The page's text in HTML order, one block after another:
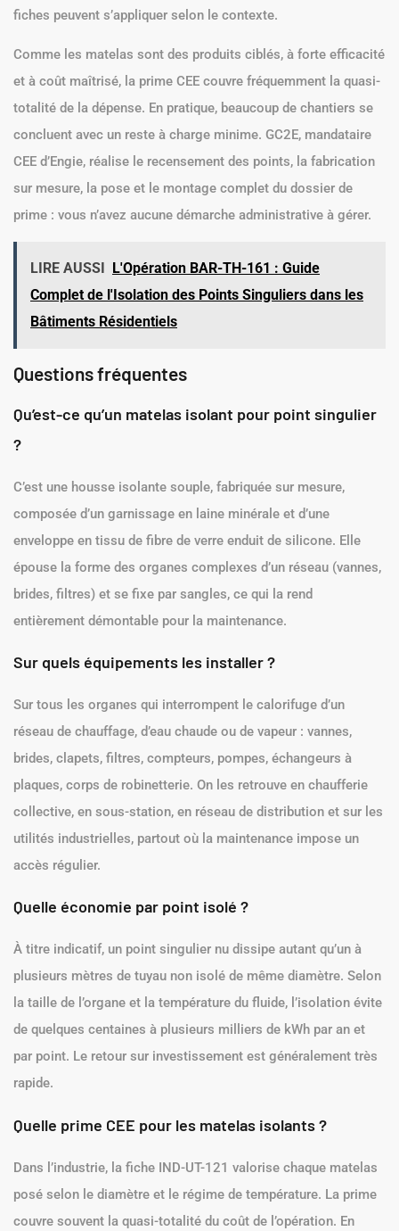
fiches peuvent s’appliquer selon le contexte.
Comme les matelas sont des produits ciblés, à forte efficacité
et à coût maîtrisé, la prime CEE couvre fréquemment la quasi-
totalité de la dépense. En pratique, beaucoup de chantiers se
concluent avec un reste à charge minime. GC2E, mandataire
CEE d’Engie, réalise le recensement des points, la fabrication
sur mesure, la pose et le montage complet du dossier de
prime : vous n’avez aucune démarche administrative à gérer.
LIRE AUSSI L'Opération BAR-TH-161 : Guide
Complet de l'Isolation des Points Singuliers dans les
Bâtiments Résidentiels
Questions fréquentes
Qu’est-ce qu’un matelas isolant pour point singulier
?
C’est une housse isolante souple, fabriquée sur mesure,
composée d’un garnissage en laine minérale et d’une
enveloppe en tissu de fibre de verre enduit de silicone. Elle
épouse la forme des organes complexes d’un réseau (vannes,
brides, filtres) et se fixe par sangles, ce qui la rend
entièrement démontable pour la maintenance.
Sur quels équipements les installer ?
Sur tous les organes qui interrompent le calorifuge d’un
réseau de chauffage, d’eau chaude ou de vapeur : vannes,
brides, clapets, filtres, compteurs, pompes, échangeurs à
plaques, corps de robinetterie. On les retrouve en chaufferie
collective, en sous-station, en réseau de distribution et sur les
utilités industrielles, partout où la maintenance impose un
accès régulier.
Quelle économie par point isolé ?
À titre indicatif, un point singulier nu dissipe autant qu’un à
plusieurs mètres de tuyau non isolé de même diamètre. Selon
la taille de l’organe et la température du fluide, l’isolation évite
de quelques centaines à plusieurs milliers de kWh par an et
par point. Le retour sur investissement est généralement très
rapide.
Quelle prime CEE pour les matelas isolants ?
Dans l’industrie, la fiche IND-UT-121 valorise chaque matelas
posé selon le diamètre et le régime de température. La prime
couvre souvent la quasi-totalité du coût de l’opération. En